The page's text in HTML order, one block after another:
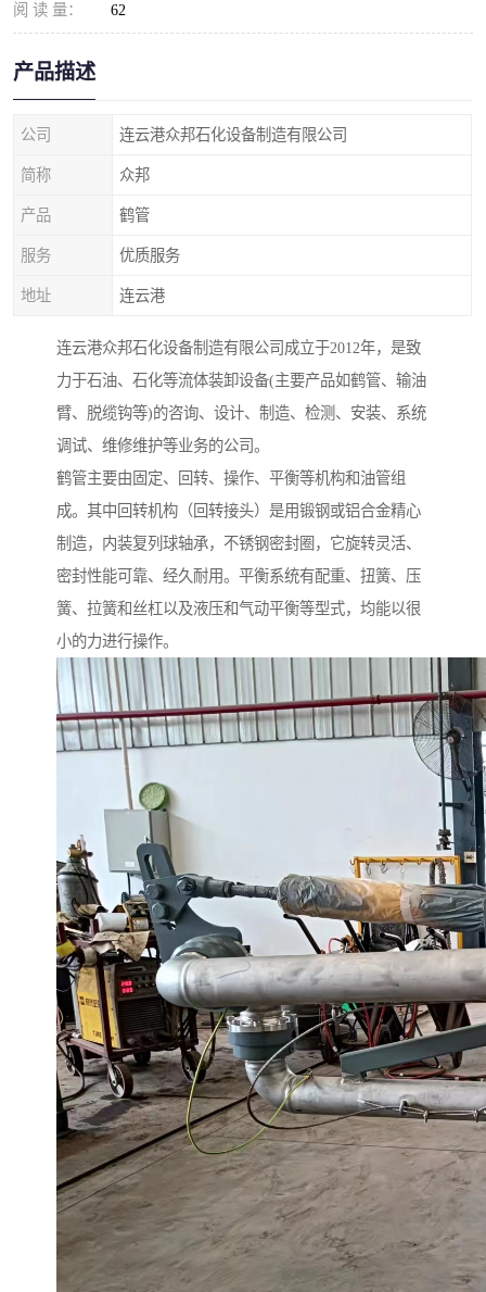
阅 读 量： 62
产品描述
公司 连云港众邦石化设备制造有限公司
简称 众邦
产品 鹤管
服务 优质服务
地址 连云港
连云港众邦石化设备制造有限公司成立于2012年，是致
力于石油、石化等流体装卸设备(主要产品如鹤管、输油
臂、脱缆钩等)的咨询、设计、制造、检测、安装、系统
调试、维修维护等业务的公司。
鹤管主要由固定、回转、操作、平衡等机构和油管组
成。其中回转机构（回转接头）是用锻钢或铝合金精心
制造，内装复列球轴承，不锈钢密封圈，它旋转灵活、
密封性能可靠、经久耐用。平衡系统有配重、扭簧、压
簧、拉簧和丝杠以及液压和气动平衡等型式，均能以很
小的力进行操作。